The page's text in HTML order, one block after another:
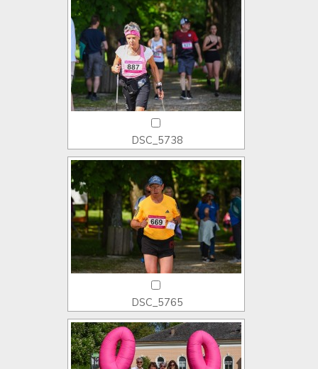
DSC_5738
DSC_5765